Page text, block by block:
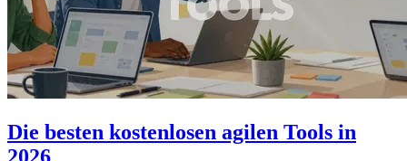
Die besten kostenlosen agilen Tools in